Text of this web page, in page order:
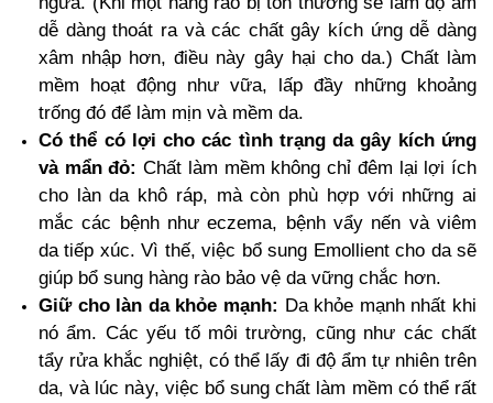
dễ dàng thoát ra và các chất gây kích ứng dễ dàng
xâm nhập hơn, điều này gây hại cho da.) Chất làm
mềm hoạt động như vữa, lấp đầy những khoảng
trống đó để làm mịn và mềm da.
Có thể có lợi cho các tình trạng da gây kích ứng
và mẩn đỏ: Chất làm mềm không chỉ đêm lại lợi ích
cho làn da khô ráp, mà còn phù hợp với những ai
mắc các bệnh như eczema, bệnh vẩy nến và viêm
da tiếp xúc. Vì thế, việc bổ sung Emollient cho da sẽ
giúp bổ sung hàng rào bảo vệ da vững chắc hơn.
Giữ cho làn da khỏe mạnh: Da khỏe mạnh nhất khi
nó ẩm. Các yếu tố môi trường, cũng như các chất
tẩy rửa khắc nghiệt, có thể lấy đi độ ẩm tự nhiên trên
da, và lúc này, việc bổ sung chất làm mềm có thể rất